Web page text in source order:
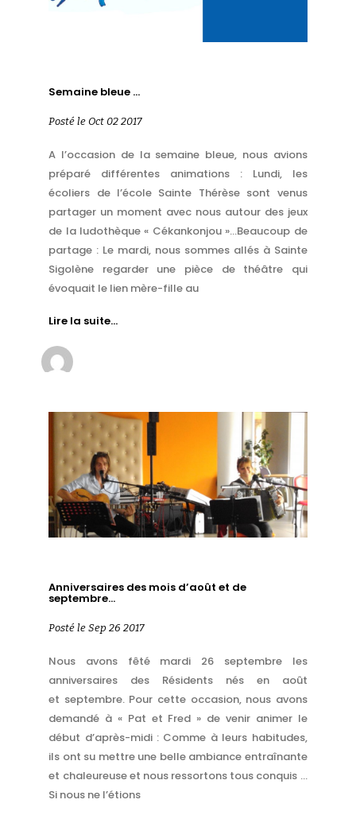
Semaine bleue …
Posté le Oct 02 2017
A l’occasion de la semaine bleue, nous avions
préparé différentes animations : Lundi, les
écoliers de l’école Sainte Thérèse sont venus
partager un moment avec nous autour des jeux
de la ludothèque « Cékankonjou »…Beaucoup de
partage : Le mardi, nous sommes allés à Sainte
Sigolène regarder une pièce de théâtre qui
évoquait le lien mère-fille au
Lire la suite…
Anniversaires des mois d’août et de
septembre…
Posté le Sep 26 2017
Nous avons fêté mardi 26 septembre les
anniversaires des Résidents nés en août
et septembre. Pour cette occasion, nous avons
demandé à « Pat et Fred » de venir animer le
début d’après-midi : Comme à leurs habitudes,
ils ont su mettre une belle ambiance entraînante
et chaleureuse et nous ressortons tous conquis …
Si nous ne l’étions